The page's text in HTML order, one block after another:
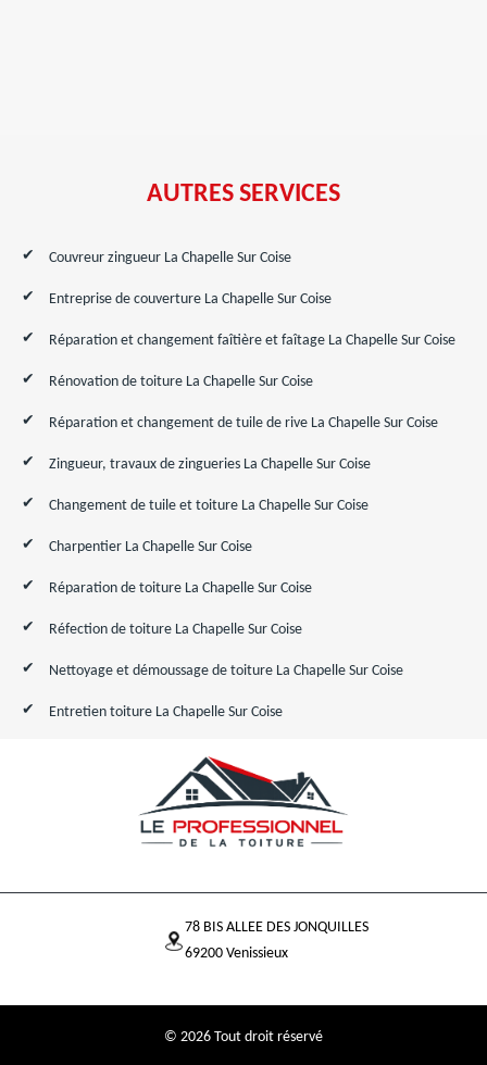
AUTRES SERVICES
Couvreur zingueur La Chapelle Sur Coise
Entreprise de couverture La Chapelle Sur Coise
Réparation et changement faîtière et faîtage La Chapelle Sur Coise
Rénovation de toiture La Chapelle Sur Coise
Réparation et changement de tuile de rive La Chapelle Sur Coise
Zingueur, travaux de zingueries La Chapelle Sur Coise
Changement de tuile et toiture La Chapelle Sur Coise
Charpentier La Chapelle Sur Coise
Réparation de toiture La Chapelle Sur Coise
Réfection de toiture La Chapelle Sur Coise
Nettoyage et démoussage de toiture La Chapelle Sur Coise
Entretien toiture La Chapelle Sur Coise
78 BIS ALLEE DES JONQUILLES
69200 Venissieux
© 2026 Tout droit réservé